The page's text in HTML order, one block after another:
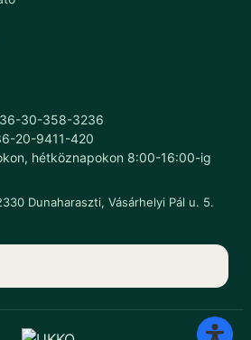
30-358-3236
20-9411-420
hétköznapokon 8:00-16:00-ig
Dunaharaszti, Vásárhelyi Pál u. 5.